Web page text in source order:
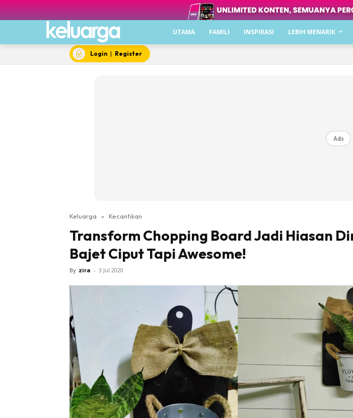
UTAMA FAMILI INSPIRASI LEBIH MENARIK
Login | Register
Ads
Keluarga » Kecantikan
Transform Chopping Board Jadi Hiasan
Bajet Ciput Tapi Awesome!
By zira - 3 Jul 2020